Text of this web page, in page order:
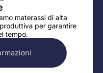
materassi di alta
per garantire
tempo.